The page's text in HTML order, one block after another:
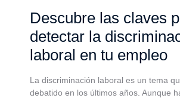
Descubre las claves
detectar la
laboral en tu empleo
La discriminación laboral es un tema
debatido en los últimos años. Aunque